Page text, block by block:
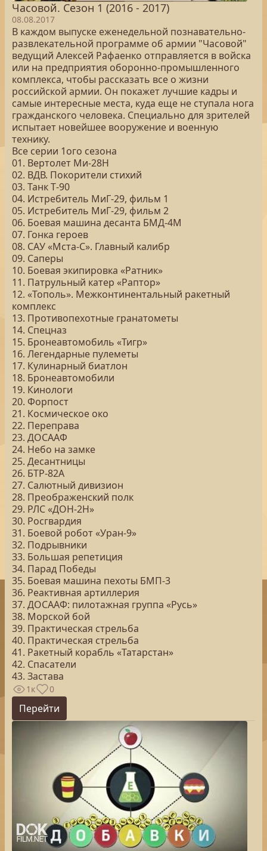
Часовой. Сезон 1 (2016 - 2017)
08.08.2017
В каждом выпуске еженедельной познавательно-
развлекательной программе об армии "Часовой"
ведущий Алексей Рафаенко отправляется в войска
или на предприятия оборонно-промышленного
комплекса, чтобы рассказать все о жизни
российской армии. Он покажет лучшие кадры и
самые интересные места, куда еще не ступала нога
гражданского человека. Специально для зрителей
испытает новейшее вооружение и военную
технику.
Все серии 1ого сезона
01. Вертолет Ми‑28Н
02. ВДВ. Покорители стихий
03. Танк Т‑90
04. Истребитель МиГ‑29, фильм 1
05. Истребитель МиГ‑29, фильм 2
06. Боевая машина десанта БМД‐4М
07. Гонка героев
08. САУ «Мста-С». Главный калибр
09. Саперы
10. Боевая экипировка «Ратник»
11. Патрульный катер «Раптор»
12. «Тополь». Межконтинентальный ракетный
комплекс
13. Противопехотные гранатометы
14. Спецназ
15. Бронеавтомобиль «Тигр»
16. Легендарные пулеметы
17. Кулинарный биатлон
18. Бронеавтомобили
19. Кинологи
20. Форпост
21. Космическое око
22. Переправа
23. ДОСААФ
24. Небо на замке
25. Десантницы
26. БТР-82А
27. Салютный дивизион
28. Преображенский полк
29. РЛС «ДОН-2Н»
30. Росгвардия
31. Боевой робот «Уран-9»
32. Подрывники
33. Большая репетиция
34. Парад Победы
35. Боевая машина пехоты БМП-3
36. Реактивная артиллерия
37. ДОСААФ: пилотажная группа «Русь»
38. Морской бой
39. Практическая стрельба
40. Практическая стрельба
41. Ракетный корабль «Татарстан»
42. Спасатели
43. Застава
1к 0
Перейти